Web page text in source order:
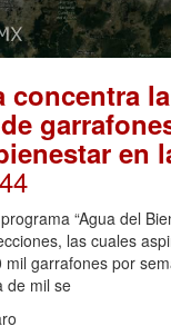
concentra
en
“Agua del
las cuales
mil garrafones por
de mil se